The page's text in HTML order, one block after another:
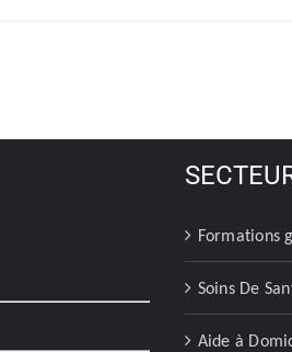
Formations
Soins De
Aide à